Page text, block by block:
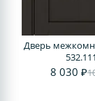
Дверь
8 030 ₽